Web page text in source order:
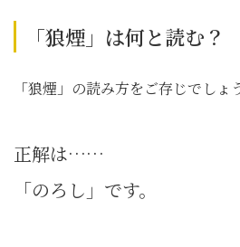
「狼煙」は何と読む？
「狼煙」の読み方をご存じでしょ
正解は……
「のろし」です。